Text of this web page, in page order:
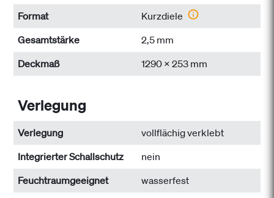
Format
Kurzdiele
Gesamtstärke
2,5 mm
Deckmaß
1290 x 253 mm
Verlegung
Verlegung
vollflächig verklebt
Integrierter Schallschutz
nein
Feuchtraumgeeignet
wasserfest